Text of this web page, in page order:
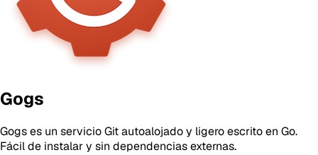
Gogs
Gogs es un servicio Git autoalojado y ligero escrito en Go.
Fácil de instalar y sin dependencias externas.